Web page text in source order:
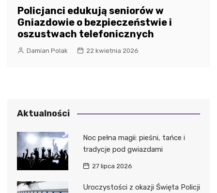
Policjanci edukują seniorów w
Gniazdowie o bezpieczeństwie i
oszustwach telefonicznych
Damian Polak 22 kwietnia 2026
Aktualności
Noc pełna magii: pieśni, tańce i
tradycje pod gwiazdami
27 lipca 2026
Uroczystości z okazji Święta Policji